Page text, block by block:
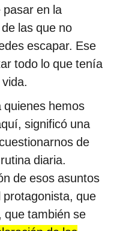
en la
las que no
escapar. Ese
todo lo que tenía
quienes hemos
significó una
de
diaria.
de esos asuntos
protagonista, que
que también se